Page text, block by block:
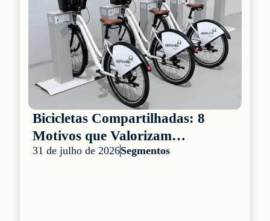
Bicicletas Compartilhadas: 8
Motivos que Valorizam
Condomínios
31 de julho de 2026Segmentos